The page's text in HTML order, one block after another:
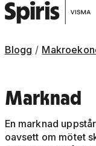
Blogg
Marknad
En marknad
oavsett om mötet